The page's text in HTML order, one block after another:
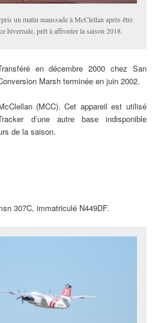
un matin maussade à McClellan après être
hivernale, prêt à affronter la saison 2018.
en décembre 2000 chez San
Marsh terminée en juin 2002.
(MCC). Cet appareil est utilisé
d’une autre base indisponible
de la saison.
307C, immatriculé N449DF.